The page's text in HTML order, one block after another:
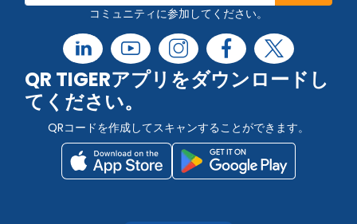
コミュニティに参加してください。
QR TIGERアプリをダウンロードし
てください。
QRコードを作成してスキャンすることができます。